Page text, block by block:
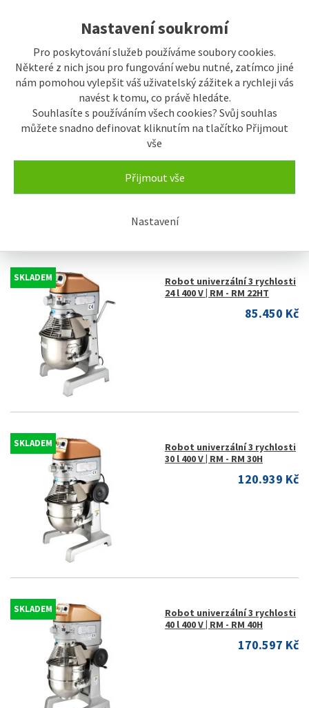
Nastavení soukromí
Pro poskytování služeb používáme soubory cookies.
Některé z nich jsou pro fungování webu nutné, zatímco jiné
nám pomohou vylepšit váš uživatelský zážitek a rychleji vás
navést k tomu, co právě hledáte.
Souhlasíte s používáním všech cookies? Svůj souhlas
můžete snadno definovat kliknutím na tlačítko Přijmout
vše
Přijmout vše
Nastavení
SKLADEM
Robot univerzální 3 rychlosti
24 l 230 V | RM - RM 22H
SKLADEM
Robot univerzální 3 rychlosti
24 l 400 V | RM - RM 22HT
85.450 Kč
SKLADEM
Robot univerzální 3 rychlosti
30 l 400 V | RM - RM 30H
120.939 Kč
SKLADEM
Robot univerzální 3 rychlosti
40 l 400 V | RM - RM 40H
170.597 Kč